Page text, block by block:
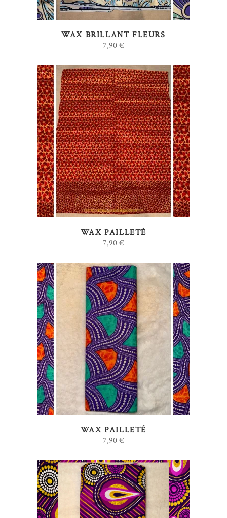
WAX BRILLANT FLEURS
7,90€
AJOUTER AU PANIER
WAX PAILLETÉ
7,90€
AJOUTER AU PANIER
WAX PAILLETÉ
7,90€